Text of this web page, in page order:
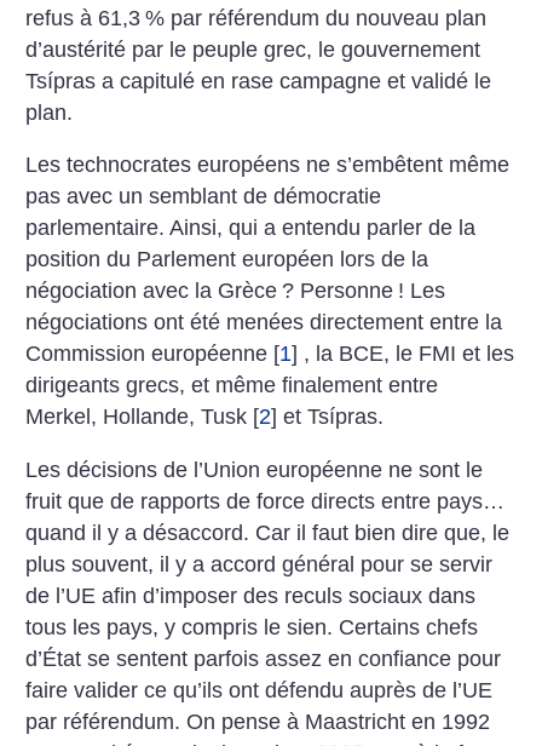
refus à 61,3 % par référendum du nouveau plan
d’austérité par le peuple grec, le gouvernement
Tsípras a capitulé en rase campagne et validé le
plan.
Les technocrates européens ne s’embêtent même
pas avec un semblant de démocratie
parlementaire. Ainsi, qui a entendu parler de la
position du Parlement européen lors de la
négociation avec la Grèce ? Personne ! Les
négociations ont été menées directement entre la
Commission européenne [1] , la BCE, le FMI et les
dirigeants grecs, et même finalement entre
Merkel, Hollande, Tusk [2] et Tsípras.
Les décisions de l’Union européenne ne sont le
fruit que de rapports de force directs entre pays…
quand il y a désaccord. Car il faut bien dire que, le
plus souvent, il y a accord général pour se servir
de l’UE afin d’imposer des reculs sociaux dans
tous les pays, y compris le sien. Certains chefs
d’État se sentent parfois assez en confiance pour
faire valider ce qu’ils ont défendu auprès de l’UE
par référendum. On pense à Maastricht en 1992